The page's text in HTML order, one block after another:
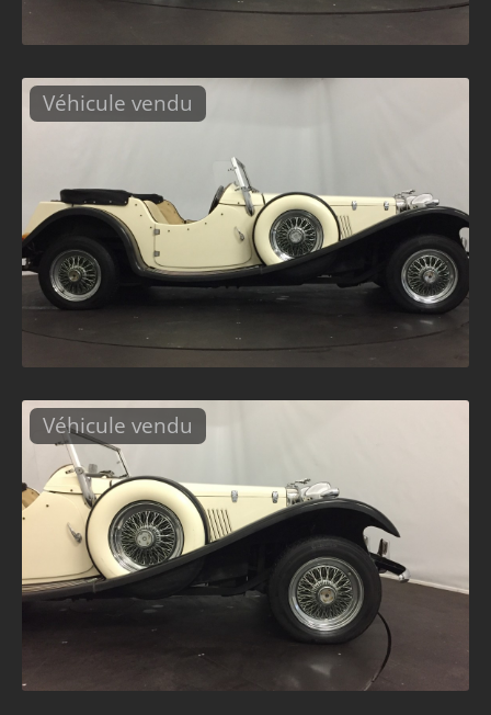
Véhicule vendu
Véhicule vendu